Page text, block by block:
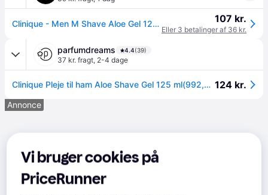
Clinique - Men M Shave Aloe Gel 125 ml - Klar til levering - Prismatch 107 kr.
Eller 3 betalinger af 36 kr.
parfumdreams 4.4(39)
37 kr. fragt, 2-4 dage
Clinique Pleje til ham Aloe Shave Gel 125 ml(992,00 kr / 1 l) - 125 ml 124 kr.
Annonce
Vi bruger cookies på
PriceRunner